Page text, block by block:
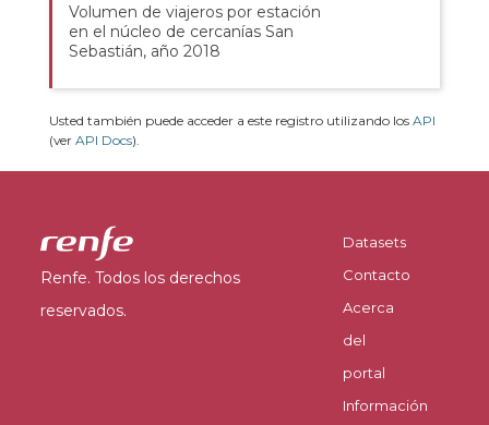
Volumen de viajeros por estación
en el núcleo de cercanías San
Sebastián, año 2018
Usted también puede acceder a este registro utilizando los API
(ver API Docs).
Renfe. Todos los derechos
reservados.
Datasets
Contacto
Acerca
del
portal
Información